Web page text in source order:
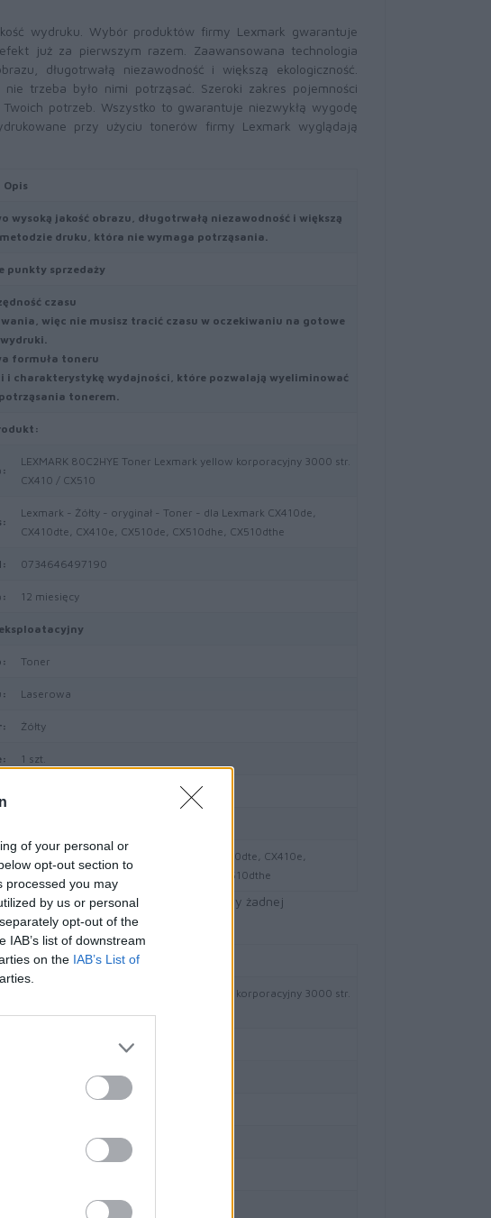
of your personal or
opt-out section to
processed you may
by us or personal
opt-out of the
list of downstream
on the IAB’s List of
wydruku. Wybór produktów firmy Lexmark gwarantuje
już za pierwszym razem. Zaawansowana technologia
długotrwałą niezawodność i większą ekologiczność.
trzeba było nimi potrząsać. Szeroki zakres pojemności
potrzeb. Wszystko to gwarantuje niezwykłą wygodę
przy użyciu tonerów firmy Lexmark wyglądają
Opis
jakość obrazu, długotrwałą niezawodność i większą
druku, która nie wymaga potrząsania.
punkty sprzedaży
czasu
więc nie musisz tracić czasu w oczekiwaniu na gotowe
wydruki.
formuła toneru
i charakterystykę wydajności, które pozwalają wyeliminować
tonerem.
LEXMARK 80C2HYE Toner Lexmark yellow korporacyjny 3000 str.
CX410 / CX510
Lexmark - Żółty - oryginał - Toner - dla Lexmark CX410de,
CX410dte, CX410e, CX510de, CX510dhe, CX510dthe
0734646497190
12 miesięcy
Toner
Laserowa
Żółty
1 szt.
Lexmark CX410de, CX410de DSV EG, CX410dte, CX410e,
CX510de, CX510de Statoil, CX510dhe, CX510dthe
do celów informacyjnych. Nie ponosimy żadnej
80C2HYE
LEXMARK 80C2HYE Toner Lexmark yellow korporacyjny 3000 str.
CX410 / CX510
Druk laserowy
Lexmark CX510de